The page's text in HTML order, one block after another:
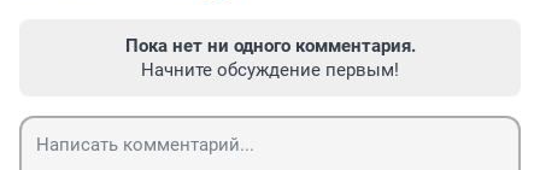
Пока нет ни одного комментария.
Начните обсуждение первым!